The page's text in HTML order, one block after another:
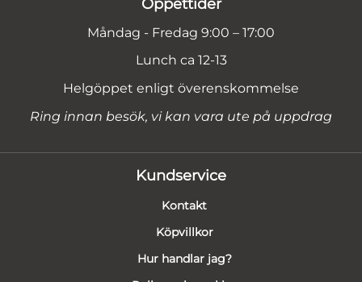
Öppettider
Måndag - Fredag 9:00 – 17:00
Lunch ca 12-13
Helgöppet enligt överenskommelse
Ring innan besök, vi kan vara ute på uppdrag
Kundservice
Kontakt
Köpvillkor
Hur handlar jag?